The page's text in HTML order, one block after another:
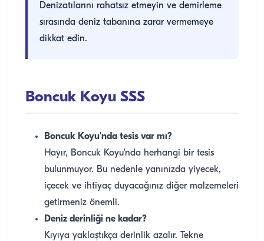
Denizatılarını rahatsız etmeyin ve demirleme
sırasında deniz tabanına zarar vermemeye
dikkat edin.
Boncuk Koyu SSS
Boncuk Koyu'nda tesis var mı?
Hayır, Boncuk Koyu'nda herhangi bir tesis
bulunmuyor. Bu nedenle yanınızda yiyecek,
içecek ve ihtiyaç duyacağınız diğer malzemeleri
getirmeniz önemli.
Deniz derinliği ne kadar?
Kıyıya yaklaştıkça derinlik azalır. Tekne